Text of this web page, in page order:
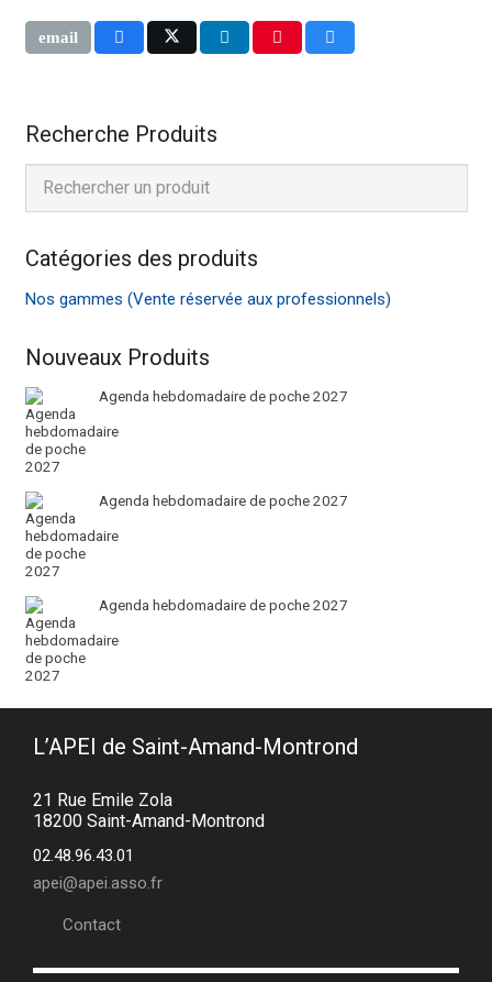
Recherche Produits
Catégories des produits
Nos gammes (Vente réservée aux professionnels)
Nouveaux Produits
Agenda hebdomadaire de poche 2027
Agenda hebdomadaire de poche 2027
Agenda hebdomadaire de poche 2027
L’APEI de Saint-Amand-Montrond
21 Rue Emile Zola
18200 Saint-Amand-Montrond
02.48.96.43.01
apei@apei.asso.fr
Contact